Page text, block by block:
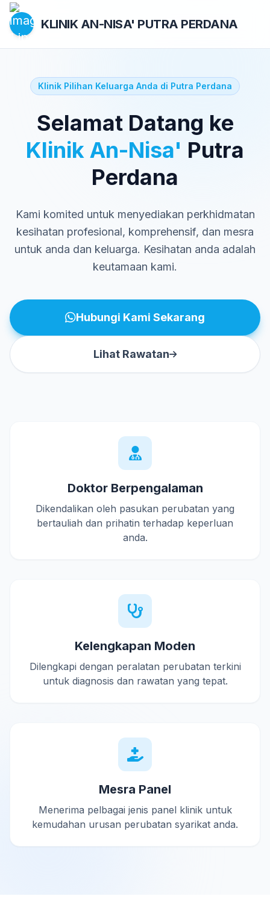
KLINIK AN-NISA' PUTRA PERDANA
Klinik Pilihan Keluarga Anda di Putra Perdana
Selamat Datang ke
Klinik An-Nisa' Putra
Perdana
Kami komited untuk menyediakan perkhidmatan
kesihatan profesional, komprehensif, dan mesra
untuk anda dan keluarga. Kesihatan anda adalah
keutamaan kami.
Hubungi Kami Sekarang
Lihat Rawatan
Doktor Berpengalaman
Dikendalikan oleh pasukan perubatan yang
bertauliah dan prihatin terhadap keperluan
anda.
Kelengkapan Moden
Dilengkapi dengan peralatan perubatan terkini
untuk diagnosis dan rawatan yang tepat.
Mesra Panel
Menerima pelbagai jenis panel klinik untuk
kemudahan urusan perubatan syarikat anda.